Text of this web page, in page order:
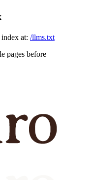
at: /llms.txt
pages before